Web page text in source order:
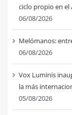
ciclo propio en el
06/08/2026
Melómanos:
06/08/2026
Vox Luminis
la más
05/08/2026